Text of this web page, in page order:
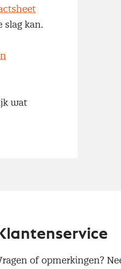
slag kan.
wat
Klantenservice
of opmerkingen?